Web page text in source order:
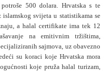
500 dolara. Hrvatska s te
svijeta u statistikama se
a halal certifikate ima tek 12
na emitivnim tržištima,
sajmova, uz obavezno
su koraci koje Hrvatska mora
koje pruža halal turizam,